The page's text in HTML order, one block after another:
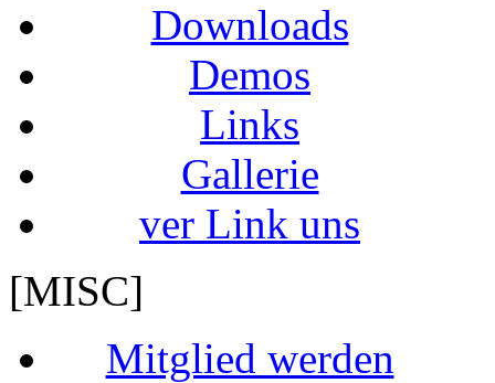
Downloads
Demos
Links
Gallerie
ver Link uns
[MISC]
Mitglied werden